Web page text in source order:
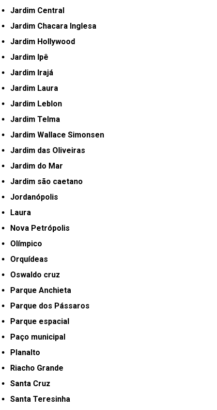
Jardim Central
Jardim Chacara Inglesa
Jardim Hollywood
Jardim Ipê
Jardim Irajá
Jardim Laura
Jardim Leblon
Jardim Telma
Jardim Wallace Simonsen
Jardim das Oliveiras
Jardim do Mar
Jardim são caetano
Jordanópolis
Laura
Nova Petrópolis
Olímpico
Orquídeas
Oswaldo cruz
Parque Anchieta
Parque dos Pássaros
Parque espacial
Paço municipal
Planalto
Riacho Grande
Santa Cruz
Santa Teresinha